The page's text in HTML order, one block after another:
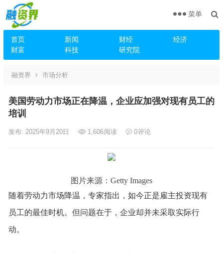
首页 新闻 财经
经济
财富
科技 研究院
菜单
融资界 市场分析
美国劳动力市场正在降温，企业应加强对现有员工的
培训
发布: 2025年9月20日 1,606阅读 0评论
图片来源：Getty Images
随着劳动力市场降温，专家指出，如今正是雇主投资现有
员工的最佳时机。但问题在于，企业却并未采取实际行
动。